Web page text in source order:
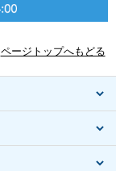
ページトップへもどる